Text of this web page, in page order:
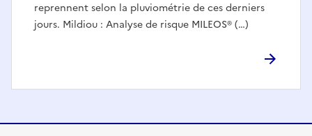
reprennent selon la pluviométrie de ces derniers
jours. Mildiou : Analyse de risque MILEOS® (…)